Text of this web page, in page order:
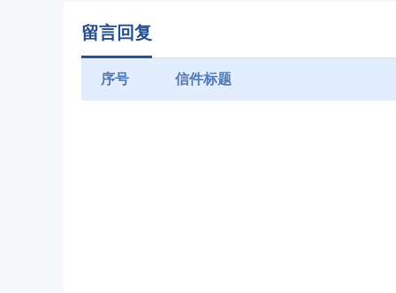
留言回复
序号 信件标题